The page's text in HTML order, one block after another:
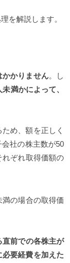
を解説します。
かかりません。し
満かによって、
め、額を正しく
社の株主数が50
れぞれ取得価額の
満の場合の取得価
直前での各株主が
要経費を加えた